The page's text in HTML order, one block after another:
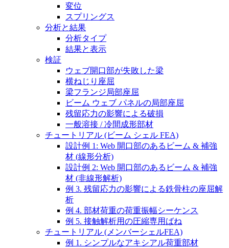
変位
スプリングス
分析と結果
分析タイプ
結果と表示
検証
ウェブ開口部が失敗した梁
横ねじり座屈
梁フランジ局部座屈
ビーム ウェブ パネルの局部座屈
残留応力の影響による破損
一般溶接 / 冷間成形部材
チュートリアル (ビーム シェル FEA)
設計例 1: Web 開口部のあるビーム & 補強
材 (線形分析)
設計例 2: Web 開口部のあるビーム & 補強
材 (非線形解析)
例 3. 残留応力の影響による鉄骨柱の座屈解
析
例 4. 部材荷重の荷重振幅シーケンス
例 5. 接触解析用の圧縮専用ばね
チュートリアル (メンバーシェルFEA)
例 1. シンプルなアキシアル荷重部材